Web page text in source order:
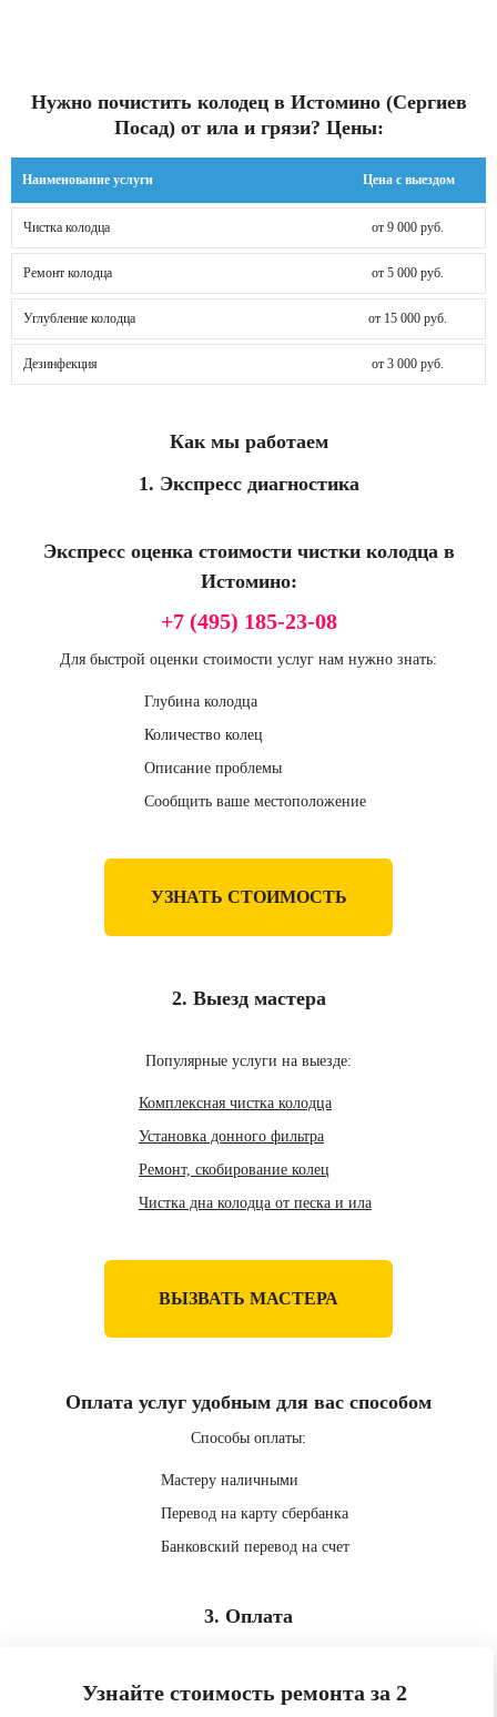
Нужно почистить колодец в Истомино (Сергиев
Посад) от ила и грязи? Цены:
Наименование услуги Цена с выездом
Чистка колодца от 9 000 руб.
Ремонт колодца от 5 000 руб.
Углубление колодца от 15 000 руб.
Дезинфекция от 3 000 руб.
Как мы работаем
1. Экспресс диагностика
Экспресс оценка стоимости чистки колодца в
Истомино:
+7 (495) 185-23-08
Для быстрой оценки стоимости услуг нам нужно знать:
Глубина колодца
Количество колец
Описание проблемы
Сообщить ваше местоположение
УЗНАТЬ СТОИМОСТЬ
2. Выезд мастера
Популярные услуги на выезде:
Комплексная чистка колодца
Установка донного фильтра
Ремонт, скобирование колец
Чистка дна колодца от песка и ила
ВЫЗВАТЬ МАСТЕРА
3. Оплата
Узнайте стоимость ремонта за 2
Оплата услуг удобным для вас способом
Способы оплаты:
Мастеру наличными
Перевод на карту сбербанка
Банковский перевод на счет